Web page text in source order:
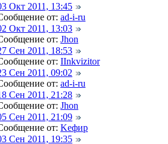
Окт 2011, 13:45
от: ad-i-ru
Окт 2011, 13:03
от: Jhon
Сен 2011, 18:53
от: IInkvizitor
Сен 2011, 09:02
от: ad-i-ru
Сен 2011, 21:28
от: Jhon
Сен 2011, 21:09
от: Keфир
Сен 2011, 19:35